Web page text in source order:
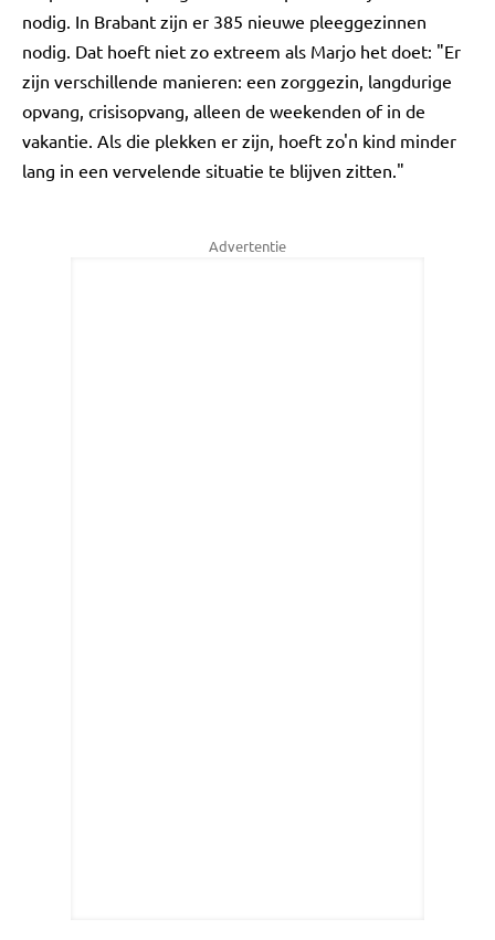
nodig. In Brabant zijn er 385 nieuwe pleeggezinnen
nodig. Dat hoeft niet zo extreem als Marjo het doet: "Er
zijn verschillende manieren: een zorggezin, langdurige
opvang, crisisopvang, alleen de weekenden of in de
vakantie. Als die plekken er zijn, hoeft zo'n kind minder
lang in een vervelende situatie te blijven zitten."
Advertentie